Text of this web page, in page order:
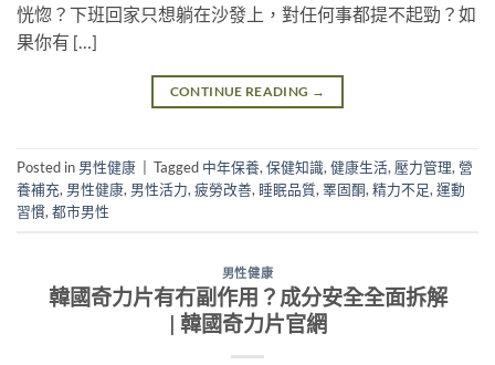
恍惚？下班回家只想躺在沙發上，對任何事都提不起勁？如
果你有 […]
CONTINUE READING →
Posted in 男性健康 Tagged 中年保養, 保健知識, 健康生活, 壓力管理, 營
養補充, 男性健康, 男性活力, 疲勞改善, 睡眠品質, 睪固酮, 精力不足, 運動
習慣, 都市男性
男性健康
韓國奇力片有冇副作用？成分安全全面拆解
| 韓國奇力片官網